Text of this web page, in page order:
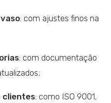
: com ajustes finos na
: com documentação
clientes: como ISO 9001,